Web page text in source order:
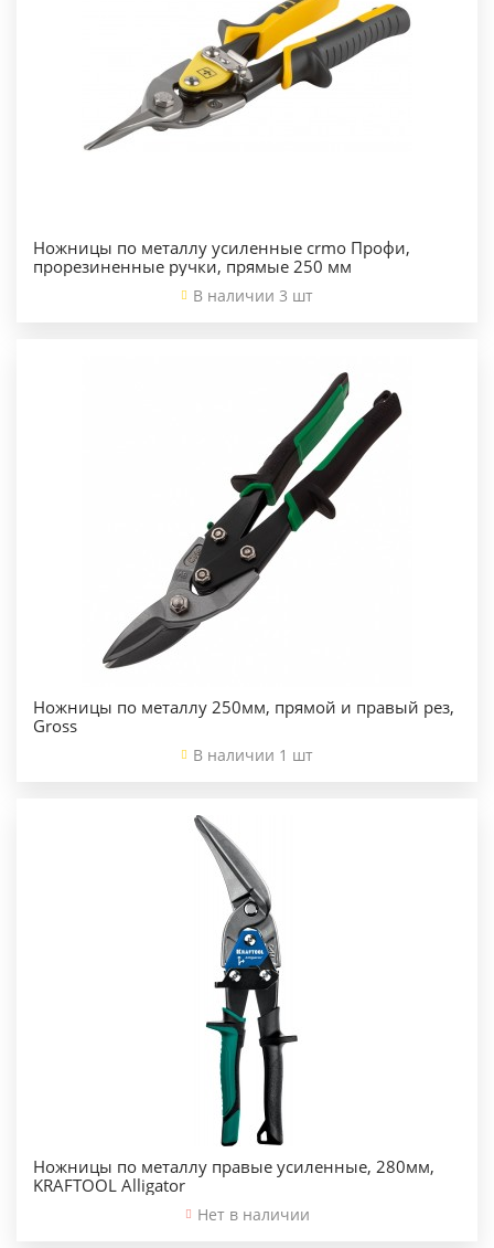
Ножницы по металлу усиленные crmo Профи,
прорезиненные ручки, прямые 250 мм
В наличии 3 шт
Ножницы по металлу 250мм, прямой и правый рез,
Gross
В наличии 1 шт
Ножницы по металлу правые усиленные, 280мм,
KRAFTOOL Alligator
Нет в наличии